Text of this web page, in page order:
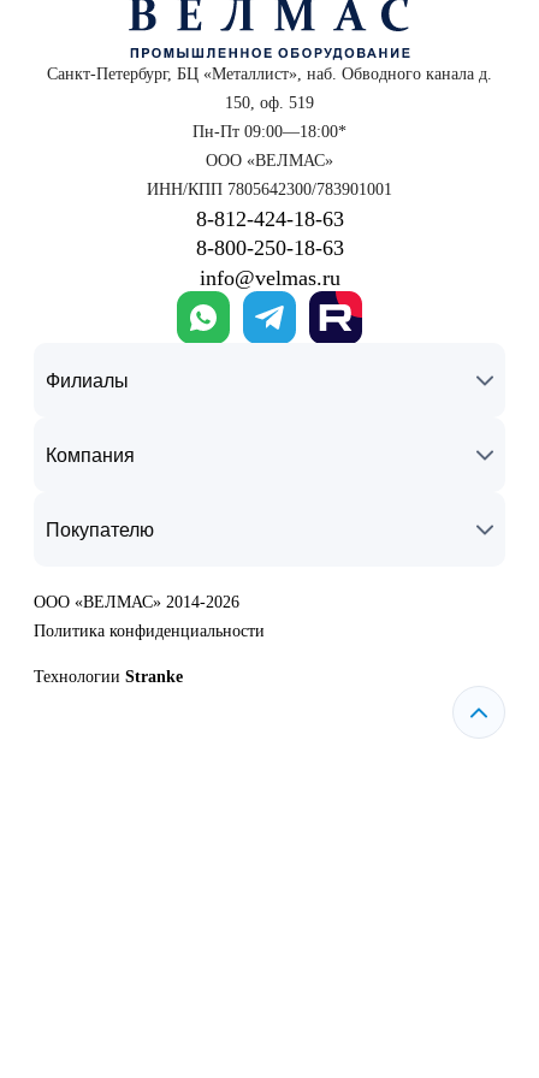
Санкт-Петербург, БЦ «Металлист», наб. Обводного канала д.
150, оф. 519
Пн-Пт 09:00—18:00*
ООО «ВЕЛМАС»
ИНН/КПП 7805642300/783901001
8‑812‑424‑18‑63
8‑800‑250‑18‑63
info@velmas.ru
Филиалы
Компания
Покупателю
ООО «ВЕЛМАС» 2014-2026
Политика конфиденциальности
Технологии Stranke